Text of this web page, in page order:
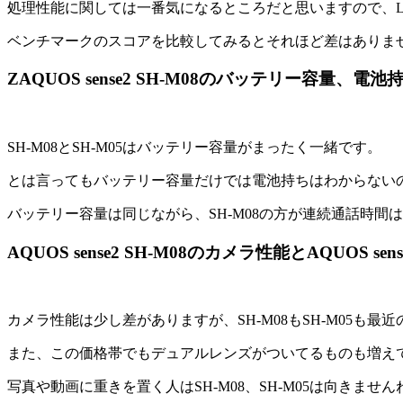
処理性能に関しては一番気になるところだと思いますので
ベンチマークのスコアを比較してみるとそれほど差はあり
ZAQUOS sense2 SH-M08のバッテリー容量、電池
SH-M08とSH-M05はバッテリー容量がまったく一緒です。
とは言ってもバッテリー容量だけでは電池持ちはわからな
バッテリー容量は同じながら、SH-M08の方が連続通話時間
AQUOS sense2 SH-M08のカメラ性能とAQUOS
カメラ性能は少し差がありますが、SH-M08もSH-M05も最
また、この価格帯でもデュアルレンズがついてるものも増
写真や動画に重きを置く人はSH-M08、SH-M05は向きません